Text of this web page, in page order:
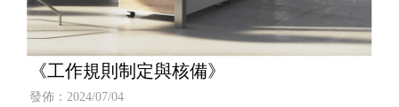
《工作規則制定與核備》
發佈：2024/07/04